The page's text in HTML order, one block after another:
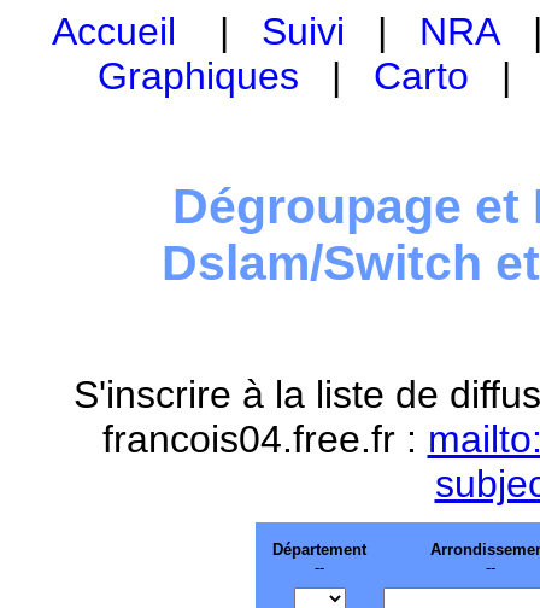
Accueil | Suivi | NRA
Graphiques | Carto
Dégroupage et
Dslam/Switch
S'inscrire à la liste de
francois04.free.fr :
Département
--
--